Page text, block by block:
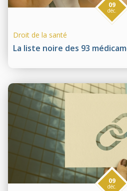
La liste noire des 93
09
déc.
Droit de la santé
09
déc.